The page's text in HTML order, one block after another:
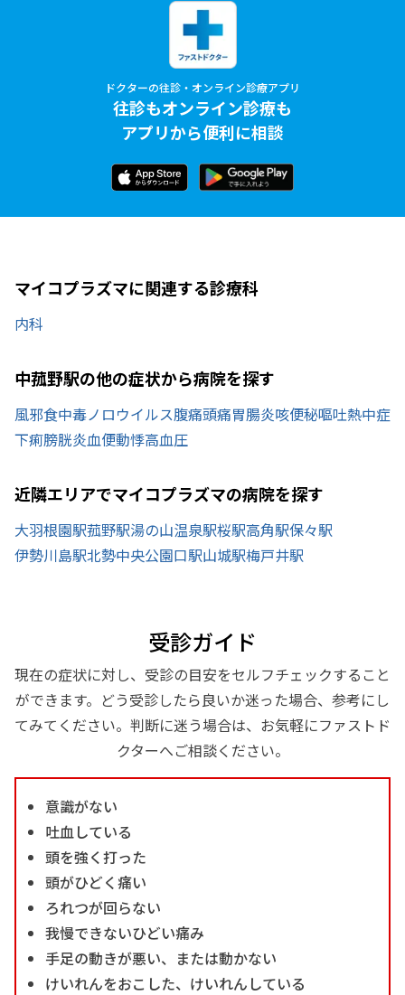
ドクターの往診・オンライン診療アプリ
往診もオンライン診療も
アプリから便利に相談
マイコプラズマに関連する診療科
内科
中菰野駅の他の症状から病院を探す
風邪食中毒ノロウイルス腹痛頭痛胃腸炎咳便秘嘔吐熱中症
下痢膀胱炎血便動悸高血圧
近隣エリアでマイコプラズマの病院を探す
大羽根園駅菰野駅湯の山温泉駅桜駅高角駅保々駅
伊勢川島駅北勢中央公園口駅山城駅梅戸井駅
受診ガイド
現在の症状に対し、受診の目安をセルフチェックすること
ができます。どう受診したら良いか迷った場合、参考にし
てみてください。判断に迷う場合は、お気軽にファストド
クターへご相談ください。
意識がない
吐血している
頭を強く打った
頭がひどく痛い
ろれつが回らない
我慢できないひどい痛み
手足の動きが悪い、または動かない
けいれんをおこした、けいれんしている